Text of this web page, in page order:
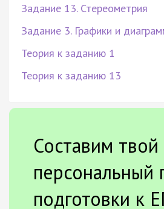
Задание 13. Стереометрия
Задание 3. Графики и
Теория к заданию 1
Теория к заданию 13
Составим твой
персональный
подготовки к